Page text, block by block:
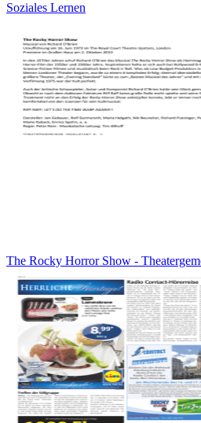
Soziales Lernen
The Rocky Horror Show -